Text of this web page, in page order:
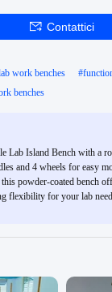
Contattici
work benches #
benches
Lab Island Bench with a
and 4 wheels for easy
powder-coated bench
flexibility for your lab